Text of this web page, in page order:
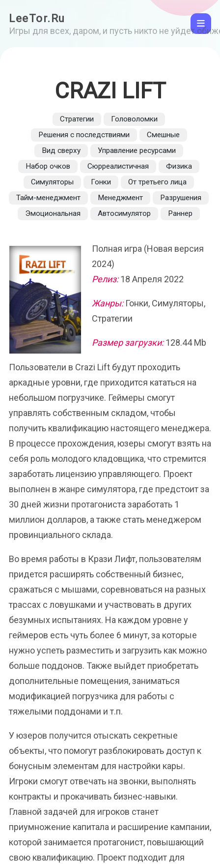
LeeTor.Ru
Игры для всех, даром, и пусть никто не уйдет
CRAZI LIFT
Стратегии
Головоломки
Решения с последствиями
Смешные
Вид сверху
Управление ресурсами
Набор очков
Сюрреалистичная
Физика
Симуляторы
Гонки
От третьего лица
Тайм-менеджмент
Менеджмент
Разрушения
Эмоциональная
Автосимулятор Раннер
Полная игра (Новая версия
2024)
Релиз:18 Апреля 2022
Жанры:Гонки, Симуляторы,
Стратегии
Размер загрузки:128.44 Mb
Пользователи в Crazi Lift будут проходить
аркадные уровни, где приходится кататься на
небольшом погрузчике. Геймеры смогут
управлять собственным складом, чтобы
получить квалификацию настоящего менеджера.
В процессе прохождения, юзеры смогут взять на
себя роль молодого кладовщика, что стремится
заработать лицензию управляющего. Проект
выполнен в жанре симулятора, где предстоит за
30 дней жизни протагониста заработать 1
миллион долларов, а также стать менеджером
провинциального склада.
Во время работы в Крази Лифт, пользователям
придется расширять собственный бизнес,
сражаться с мышами, соревноваться на разных
трассах с ловушками и участвовать в других
безумных испытаниях. На каждом уровне у
геймеров есть чуть более 6 минут, за которые
нужно успеть разместить и загрузить как можно
больше поддонов. Также выйдет приобретать
дополнительные помещения, заниматься
модификацией погрузчика для работы с
тяжелыми поддонами и т.п.
У юзеров получится отыскать секретные
объекты, что помогут разблокировать доступ к
бонусным элементам для настройки кары.
Игроки смогут отвечать на звонки, выполнять
контракты и прокачивать бизнес-навыки.
Главной задачей для игроков станет
приумножение капитала и расширение кампании,
которой занимается протагонист, повышающий
свою квалификацию. Проект подходит для